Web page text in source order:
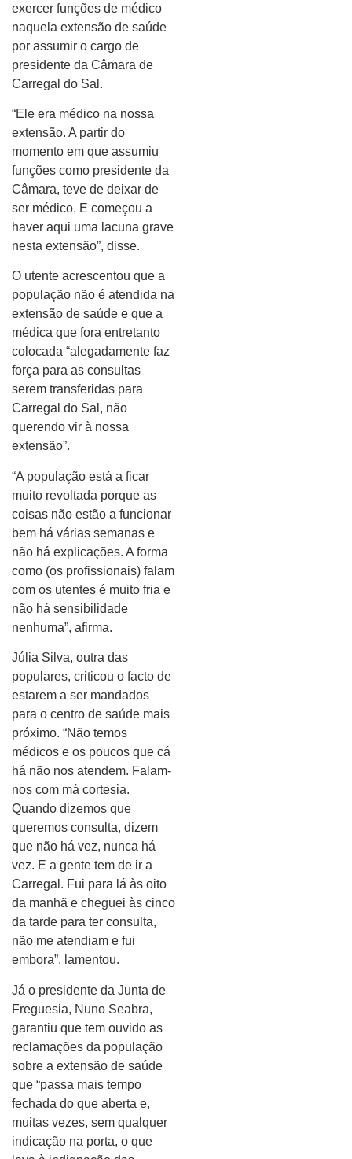
exercer funções de médico
naquela extensão de saúde
por assumir o cargo de
presidente da Câmara de
Carregal do Sal.
“Ele era médico na nossa
extensão. A partir do
momento em que assumiu
funções como presidente da
Câmara, teve de deixar de
ser médico. E começou a
haver aqui uma lacuna grave
nesta extensão”, disse.
O utente acrescentou que a
população não é atendida na
extensão de saúde e que a
médica que fora entretanto
colocada “alegadamente faz
força para as consultas
serem transferidas para
Carregal do Sal, não
querendo vir à nossa
extensão”.
“A população está a ficar
muito revoltada porque as
coisas não estão a funcionar
bem há várias semanas e
não há explicações. A forma
como (os profissionais) falam
com os utentes é muito fria e
não há sensibilidade
nenhuma”, afirma.
Júlia Silva, outra das
populares, criticou o facto de
estarem a ser mandados
para o centro de saúde mais
próximo. “Não temos
médicos e os poucos que cá
há não nos atendem. Falam-
nos com má cortesia.
Quando dizemos que
queremos consulta, dizem
que não há vez, nunca há
vez. E a gente tem de ir a
Carregal. Fui para lá às oito
da manhã e cheguei às cinco
da tarde para ter consulta,
não me atendiam e fui
embora”, lamentou.
Já o presidente da Junta de
Freguesia, Nuno Seabra,
garantiu que tem ouvido as
reclamações da população
sobre a extensão de saúde
que “passa mais tempo
fechada do que aberta e,
muitas vezes, sem qualquer
indicação na porta, o que